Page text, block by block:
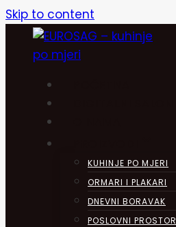
Skip to content
KUHINJE PO MJERI
ORMARI I PLAKARI
DNEVNI BORAVAK
POSLOVNI PROSTOR